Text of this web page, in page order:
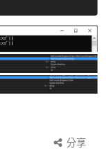
分享